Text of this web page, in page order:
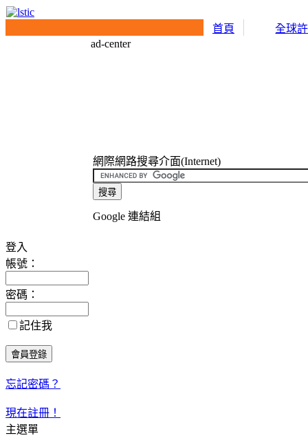
首頁 全球
登入
帳號：
密碼：
記住我
忘記密碼？
現在註冊！
主選單
ad-center
網際網路搜尋介面(Internet)
Google 連結組